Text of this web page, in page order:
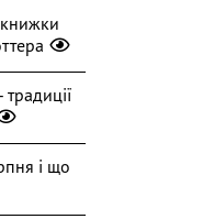
і що